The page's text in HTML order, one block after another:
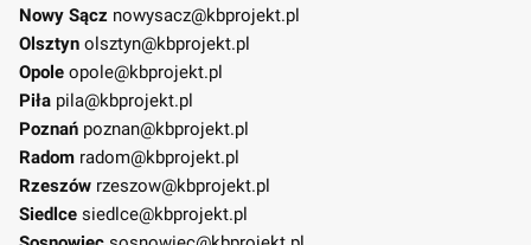
Nowy Sącz nowysacz@kbprojekt.pl
Olsztyn olsztyn@kbprojekt.pl
Opole opole@kbprojekt.pl
Piła pila@kbprojekt.pl
Poznań poznan@kbprojekt.pl
Radom radom@kbprojekt.pl
Rzeszów rzeszow@kbprojekt.pl
Siedlce siedlce@kbprojekt.pl